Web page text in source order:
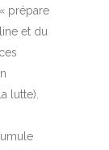
prépare
et du
lutte).